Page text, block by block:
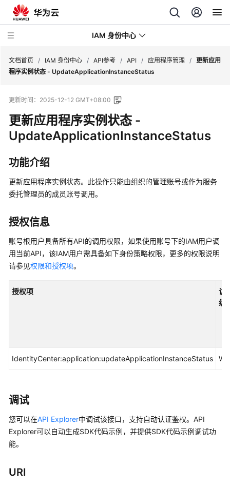
IAM 身份中心
新
动
态
品
绍
速
门
用
指
必
读
文档首页 / IAM 身份中心 / API参考 / API / 应用程序管理 / 更新应用
程序实例状态 - UpdateApplicationInstanceStatus
更新时间： 2025-12-12 GMT+08:00
更新应用程序实例状态 -
UpdateApplicationInstanceStatus
功能介绍
更新应用程序实例状态。此操作只能由组织的管理账号或作为服务
委托管理员的成员账号调用。
授权信息
账号根用户具备所有API的调用权限，如果使用账号下的IAM用户调
用当前API，该IAM用户需具备如下身份策略权限，更多的权限说明
请参见权限和授权项。
授权项
访
级
IdentityCenter:application:updateApplicationInstanceStatus
调试
您可以在API Explorer中调试该接口，支持自动认证鉴权。API
Explorer可以自动生成SDK代码示例，并提供SDK代码示例调试功
能。
URI